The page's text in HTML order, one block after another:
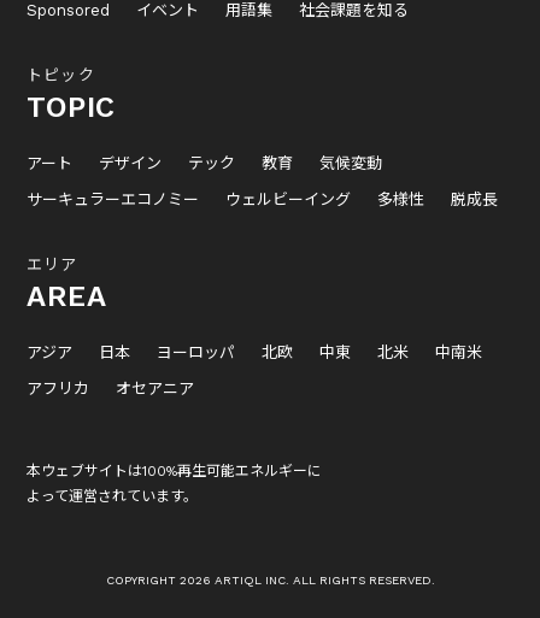
Sponsored
イベント 用語集 社会課題を知る
トピック
TOPIC
アート デザイン テック 教育
気候変動
サーキュラーエコノミー
ウェルビーイング 多様性 脱成長
エリア
AREA
アジア 日本 ヨーロッパ 北欧 中東 北米
中南米
アフリカ
オセアニア
本ウェブサイトは100%再生可能エネルギーに
よって運営されています。
COPYRIGHT 2026 ARTIQL INC. ALL RIGHTS RESERVED.